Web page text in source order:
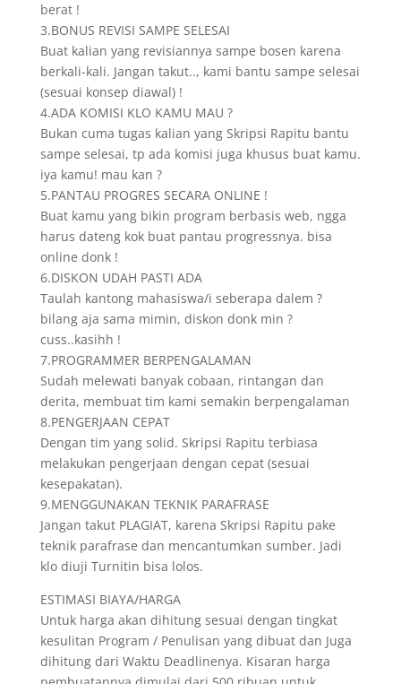
berat !
3.BONUS REVISI SAMPE SELESAI
Buat kalian yang revisiannya sampe bosen karena
berkali-kali. Jangan takut.., kami bantu sampe selesai
(sesuai konsep diawal) !
4.ADA KOMISI KLO KAMU MAU ?
Bukan cuma tugas kalian yang Skripsi Rapitu bantu
sampe selesai, tp ada komisi juga khusus buat kamu.
iya kamu! mau kan ?
5.PANTAU PROGRES SECARA ONLINE !
Buat kamu yang bikin program berbasis web, ngga
harus dateng kok buat pantau progressnya. bisa
online donk !
6.DISKON UDAH PASTI ADA
Taulah kantong mahasiswa/i seberapa dalem ?
bilang aja sama mimin, diskon donk min ?
cuss..kasihh !
7.PROGRAMMER BERPENGALAMAN
Sudah melewati banyak cobaan, rintangan dan
derita, membuat tim kami semakin berpengalaman
8.PENGERJAAN CEPAT
Dengan tim yang solid. Skripsi Rapitu terbiasa
melakukan pengerjaan dengan cepat (sesuai
kesepakatan).
9.MENGGUNAKAN TEKNIK PARAFRASE
Jangan takut PLAGIAT, karena Skripsi Rapitu pake
teknik parafrase dan mencantumkan sumber. Jadi
klo diuji Turnitin bisa lolos.
ESTIMASI BIAYA/HARGA
Untuk harga akan dihitung sesuai dengan tingkat
kesulitan Program / Penulisan yang dibuat dan Juga
dihitung dari Waktu Deadlinenya. Kisaran harga